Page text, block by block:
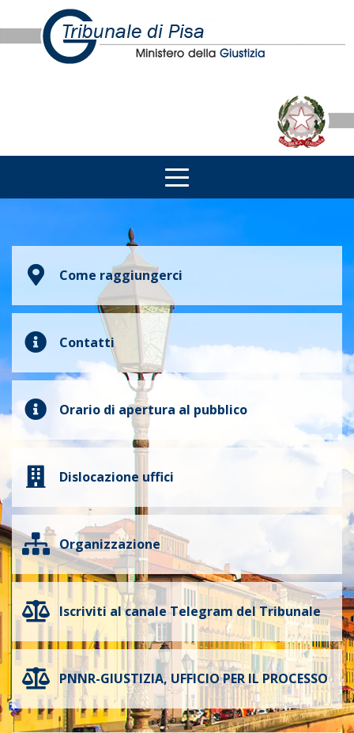
Come raggiungerci
Contatti
Orario di apertura al pubblico
Dislocazione uffici
Organizzazione
Iscriviti al canale Telegram del Tribunale
PNNR-GIUSTIZIA, UFFICIO PER IL PROCESSO